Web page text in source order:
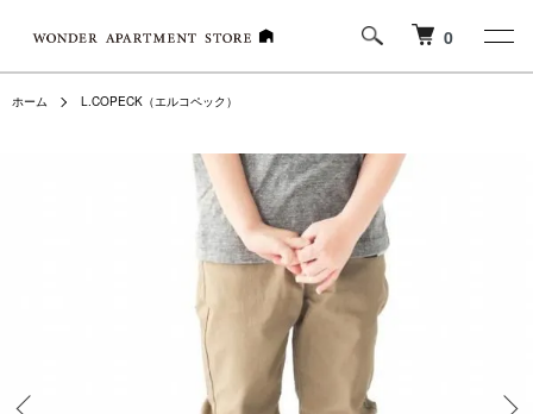
0
ホーム L.COPECK（エルコペック）